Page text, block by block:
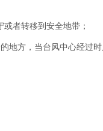
者转移到安全地带；
方，当台风中心经过